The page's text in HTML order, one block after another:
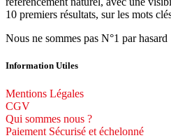
10 premiers résultats, sur les mots
Nous ne sommes pas N°1 par hasard
Information Utiles
Mentions Légales
CGV
Qui sommes nous ?
Paiement Sécurisé et échelonné